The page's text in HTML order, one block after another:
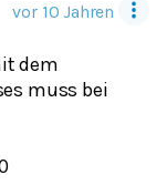
vor 10 Jahren
dem
muss bei